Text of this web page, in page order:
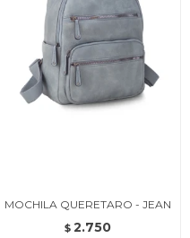
MOCHILA QUERETARO - JEAN
$ 2.750